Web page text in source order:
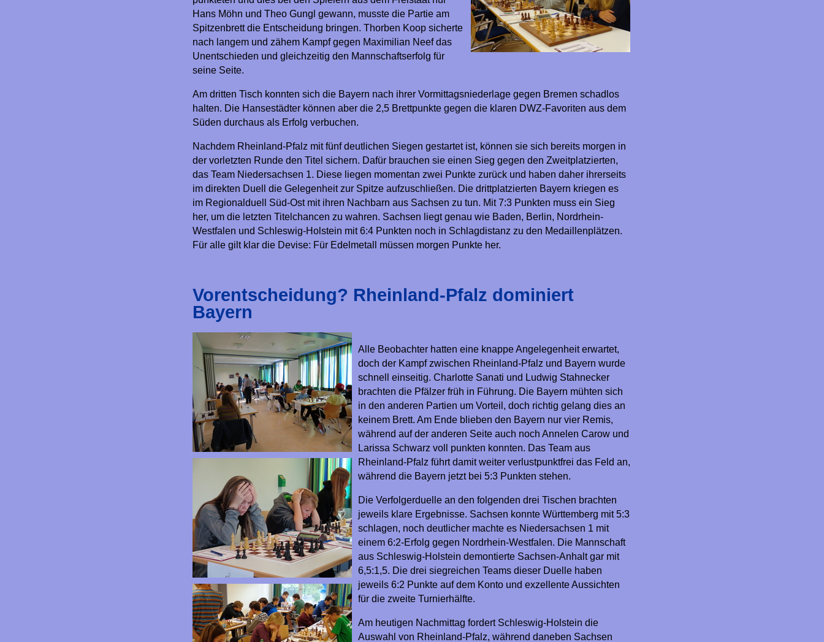
Hans Möhn und Theo Gungl gewann, musste die Partie am
Spitzenbrett die Entscheidung bringen. Thorben Koop sicherte
nach langem und zähem Kampf gegen Maximilian Neef das
Unentschieden und gleichzeitig den Mannschaftserfolg für
seine Seite.
Am dritten Tisch konnten sich die Bayern nach ihrer Vormittagsniederlage gegen Bremen schadlos
halten. Die Hansestädter können aber die 2,5 Brettpunkte gegen die klaren DWZ-Favoriten aus dem
Süden durchaus als Erfolg verbuchen.
Nachdem Rheinland-Pfalz mit fünf deutlichen Siegen gestartet ist, können sie sich bereits morgen in
der vorletzten Runde den Titel sichern. Dafür brauchen sie einen Sieg gegen den Zweitplatzierten,
das Team Niedersachsen 1. Diese liegen momentan zwei Punkte zurück und haben daher ihrerseits
im direkten Duell die Gelegenheit zur Spitze aufzuschließen. Die drittplatzierten Bayern kriegen es
im Regionalduell Süd-Ost mit ihren Nachbarn aus Sachsen zu tun. Mit 7:3 Punkten muss ein Sieg
her, um die letzten Titelchancen zu wahren. Sachsen liegt genau wie Baden, Berlin, Nordrhein-
Westfalen und Schleswig-Holstein mit 6:4 Punkten noch in Schlagdistanz zu den Medaillenplätzen.
Für alle gilt klar die Devise: Für Edelmetall müssen morgen Punkte her.
Vorentscheidung? Rheinland-Pfalz dominiert
Bayern
Alle Beobachter hatten eine knappe Angelegenheit erwartet,
doch der Kampf zwischen Rheinland-Pfalz und Bayern wurde
schnell einseitig. Charlotte Sanati und Ludwig Stahnecker
brachten die Pfälzer früh in Führung. Die Bayern mühten sich
in den anderen Partien um Vorteil, doch richtig gelang dies an
keinem Brett. Am Ende blieben den Bayern nur vier Remis,
während auf der anderen Seite auch noch Annelen Carow und
Larissa Schwarz voll punkten konnten. Das Team aus
Rheinland-Pfalz führt damit weiter verlustpunktfrei das Feld an,
während die Bayern jetzt bei 5:3 Punkten stehen.
Die Verfolgerduelle an den folgenden drei Tischen brachten
jeweils klare Ergebnisse. Sachsen konnte Württemberg mit 5:3
schlagen, noch deutlicher machte es Niedersachsen 1 mit
einem 6:2-Erfolg gegen Nordrhein-Westfalen. Die Mannschaft
aus Schleswig-Holstein demontierte Sachsen-Anhalt gar mit
6,5:1,5. Die drei siegreichen Teams dieser Duelle haben
jeweils 6:2 Punkte auf dem Konto und exzellente Aussichten
für die zweite Turnierhälfte.
Am heutigen Nachmittag fordert Schleswig-Holstein die
Auswahl von Rheinland-Pfalz, während daneben Sachsen